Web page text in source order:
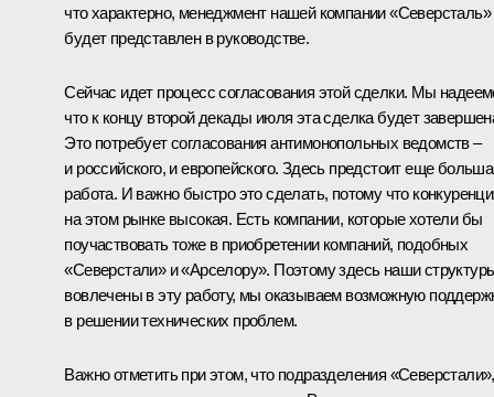
что характерно, менеджмент нашей компании «Северсталь»
будет представлен в руководстве.
Сейчас идет процесс согласования этой сделки. Мы
что к концу второй декады июля эта сделка будет
Это потребует согласования антимонопольных ведомств –
и российского, и европейского. Здесь предстоит еще
работа. И важно быстро это сделать, потому что
на этом рынке высокая. Есть компании, которые хотели бы
поучаствовать тоже в приобретении компаний, подобных
«Северстали» и «Арселору». Поэтому здесь наши
вовлечены в эту работу, мы оказываем возможную
в решении технических проблем.
Важно отметить при этом, что подразделения «Северстали»,